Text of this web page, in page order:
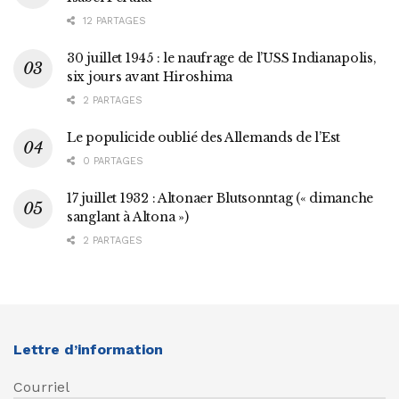
12 PARTAGES
30 juillet 1945 : le naufrage de l’USS Indianapolis,
six jours avant Hiroshima
2 PARTAGES
Le populicide oublié des Allemands de l’Est
0 PARTAGES
17 juillet 1932 : Altonaer Blutsonntag (« dimanche
sanglant à Altona »)
2 PARTAGES
Lettre d’information
Courriel